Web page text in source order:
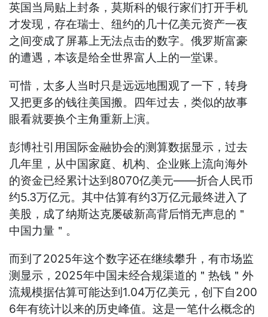
英国当局贴上封条，莫斯科的银行家们打开手机
才发现，存在瑞士、纽约的几十亿美元资产一夜
之间变成了屏幕上无法点击的数字。俄罗斯富豪
的遭遇，本该是给全世界富人上的一堂课。
可惜，太多人当时只是远远地围观了一下，转身
又把更多的钱往美国搬。四年过去，类似的故事
眼看就要换个主角重新上演。
彭博社引用国际金融协会的测算数据显示，过去
几年里，从中国家庭、机构、企业账上流向海外
的资金已经累计达到8070亿美元——折合人民币
约5.3万亿元。其中估算有约3万亿元最终进入了
美股，成了纳斯达克屡破新高背后悄无声息的＂
中国力量＂。
而到了2025年这个数字还在继续攀升，有市场监
测显示，2025年中国未经合规渠道的＂热钱＂外
流规模据估算可能达到1.04万亿美元，创下自200
6年有统计以来的历史峰值。这是一笔什么概念的